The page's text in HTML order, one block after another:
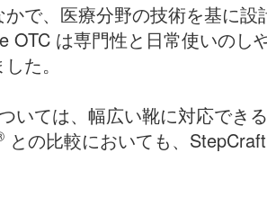
で、医療分野の技術を基に
OTC は専門性と日常使いのし
た。
いては、幅広い靴に対応でき
との比較においても、